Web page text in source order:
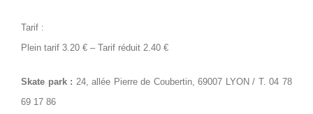
Tarif :
Plein tarif 3.20 € – Tarif réduit 2.40 €
Skate park : 24, allée Pierre de Coubertin, 69007 LYON / T. 04 78
69 17 86